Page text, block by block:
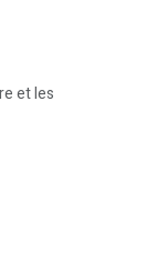
et les